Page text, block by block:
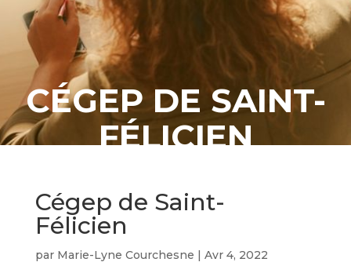
CÉGEP DE SAINT-
FÉLICIEN
Cégep de Saint-
Félicien
par Marie-Lyne Courchesne | Avr 4, 2022